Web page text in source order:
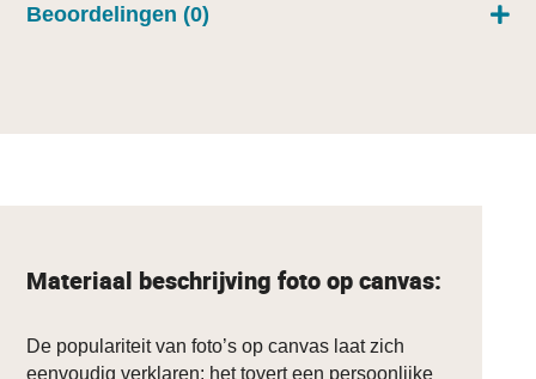
Beoordelingen (0)
Materiaal beschrijving foto op canvas:
De populariteit van foto’s op canvas laat zich
eenvoudig verklaren: het tovert een persoonlijke